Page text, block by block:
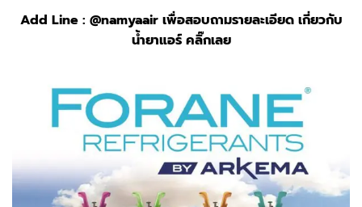
Add Line : @namyaairเพื่อสอบถามรายละเอียด เกี่ยวกับ
น้ำยาแอร์ คลิ๊กเลย